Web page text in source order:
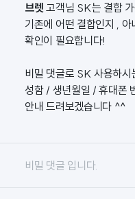
브렛 고객님 SK는 결합
기존에 어떤 결합인지 , 아
확인이 필요합니다!
비밀 댓글로 SK 사용하시
성함 / 생년월일 / 휴대폰
안내 드려보겠습니다 ^^
비밀 댓글 입니다.